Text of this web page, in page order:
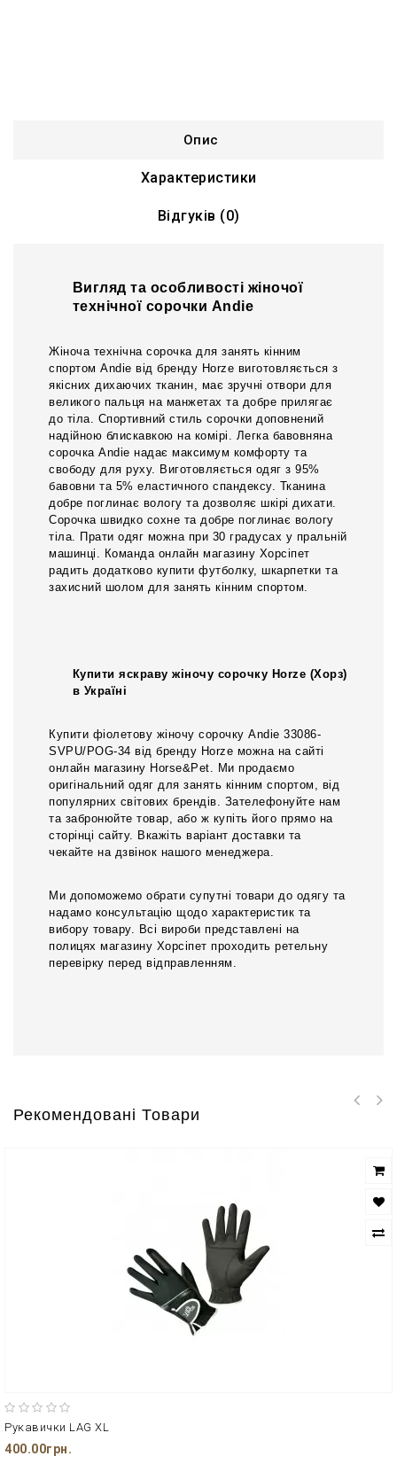
Опис
Характеристики
Відгуків (0)
Вигляд та особливості жіночої
технічної сорочки Andie
Жіноча технічна сорочка для занять кінним
спортом Andie від бренду Horze виготовляється з
якісних дихаючих тканин, має зручні отвори для
великого пальця на манжетах та добре прилягає
до тіла. Спортивний стиль сорочки доповнений
надійною блискавкою на комірі. Легка бавовняна
сорочка Andie надає максимум комфорту та
свободу для руху. Виготовляється одяг з 95%
бавовни та 5% еластичного спандексу. Тканина
добре поглинає вологу та дозволяє шкірі дихати.
Сорочка швидко сохне та добре поглинає вологу
тіла. Прати одяг можна при 30 градусах у пральній
машинці. Команда онлайн магазину Хорсіпет
радить додатково купити футболку, шкарпетки та
захисний шолом для занять кінним спортом.
Купити яскраву жіночу сорочку Horze (Хорз)
в Україні
Купити фіолетову жіночу сорочку Andie 33086-
SVPU/POG-34 від бренду Horze можна на сайті
онлайн магазину Horse&Pet. Ми продаємо
оригінальний одяг для занять кінним спортом, від
популярних світових брендів. Зателефонуйте нам
та забронюйте товар, або ж купіть його прямо на
сторінці сайту. Вкажіть варіант доставки та
чекайте на дзвінок нашого менеджера.
Ми допоможемо обрати супутні товари до одягу та
надамо консультацію щодо характеристик та
вибору товару. Всі вироби представлені на
полицях магазину Хорсіпет проходить ретельну
перевірку перед відправленням.
Рекомендовані Товари
Рукавички LAG XL
400.00грн.